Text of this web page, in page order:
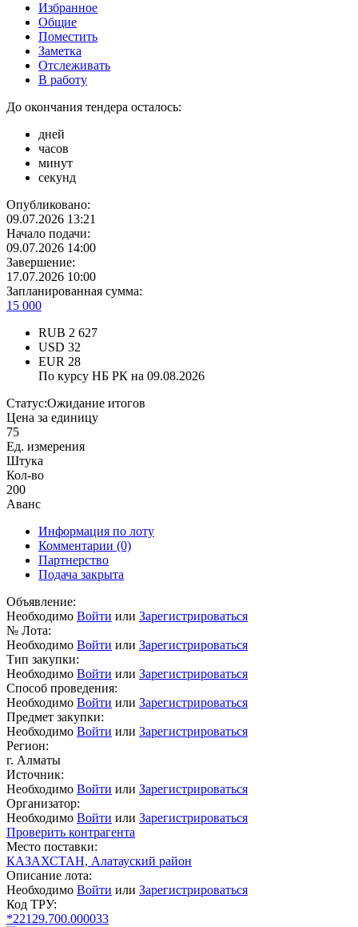
Избранное
Общие
Поместить
Заметка
Отслеживать
В работу
До окончания тендера осталось:
дней
часов
минут
секунд
Опубликовано:
09.07.2026 13:21
Начало подачи:
09.07.2026 14:00
Завершение:
17.07.2026 10:00
Запланированная сумма:
15 000
RUB 2 627
USD 32
EUR 28
По курсу НБ РК на 09.08.2026
Статус:Ожидание итогов
Цена за единицу
75
Ед. измерения
Штука
Кол-во
200
Аванс
Информация по лоту
Комментарии (0)
Партнерство
Подача закрыта
Объявление:
Необходимо Войти или Зарегистрироваться
№ Лота:
Необходимо Войти или Зарегистрироваться
Тип закупки:
Необходимо Войти или Зарегистрироваться
Способ проведения:
Необходимо Войти или Зарегистрироваться
Предмет закупки:
Необходимо Войти или Зарегистрироваться
Регион:
г. Алматы
Источник:
Необходимо Войти или Зарегистрироваться
Организатор:
Необходимо Войти или Зарегистрироваться
Проверить контрагента
Место поставки:
КАЗАХСТАН, Алатауский район
Описание лота:
Необходимо Войти или Зарегистрироваться
Код ТРУ:
*22129.700.000033